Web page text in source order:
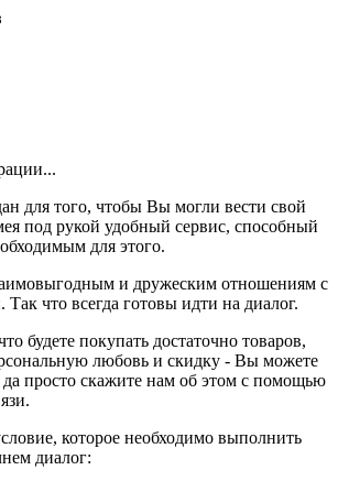
для того, чтобы Вы могли вести свой
под рукой удобный сервис, способный
для этого.
и дружеским отношениям с
что всегда готовы идти на диалог.
будете покупать достаточно товаров,
любовь и скидку - Вы можете
да просто скажите нам об этом с помощью
которое необходимо выполнить
диалог: